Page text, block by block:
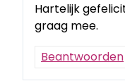
Hartelijk
graag mee.
Beantwoorden